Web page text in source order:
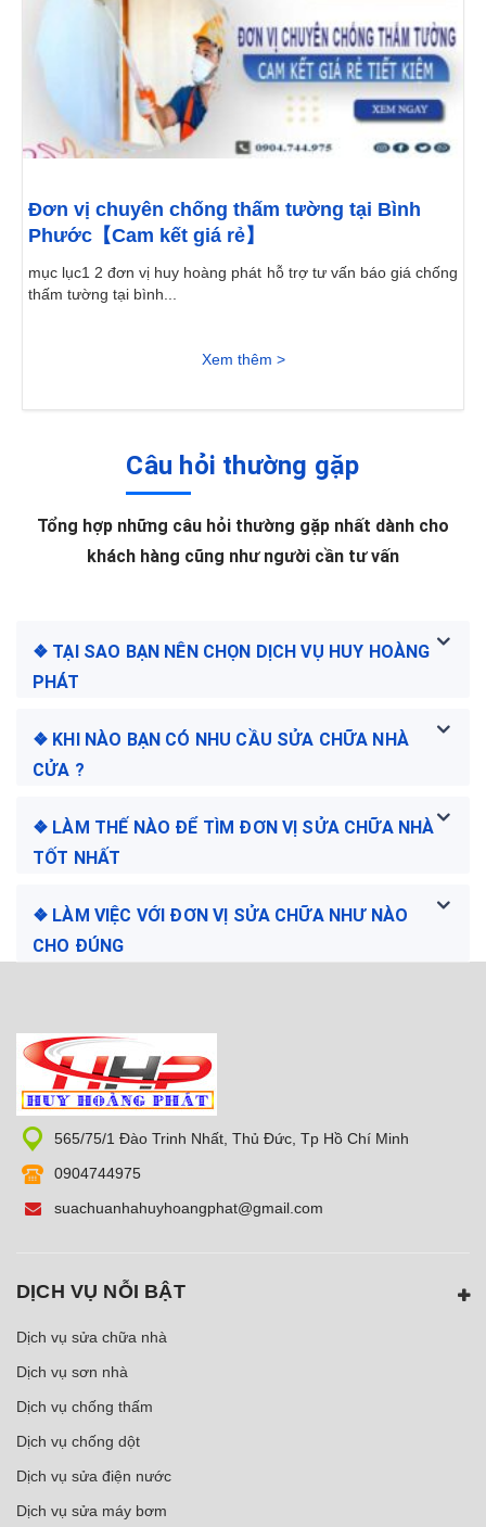
Đơn vị chuyên chống thấm tường tại Bình
Phước【Cam kết giá rẻ】
mục lục1 2 đơn vị huy hoàng phát hỗ trợ tư vấn báo giá chống
thấm tường tại bình...
Xem thêm >
Câu hỏi thường gặp
Tổng hợp những câu hỏi thường gặp nhất dành cho
khách hàng cũng như người cần tư vấn
❖ TẠI SAO BẠN NÊN CHỌN DỊCH VỤ HUY HOÀNG
PHÁT
❖ KHI NÀO BẠN CÓ NHU CẦU SỬA CHỮA NHÀ
CỬA ?
❖ LÀM THẾ NÀO ĐỂ TÌM ĐƠN VỊ SỬA CHỮA NHÀ
TỐT NHẤT
❖ LÀM VIỆC VỚI ĐƠN VỊ SỬA CHỮA NHƯ NÀO
CHO ĐÚNG
565/75/1 Đào Trinh Nhất, Thủ Đức, Tp Hồ Chí Minh
0904744975
suachuanhahuyhoangphat@gmail.com
DỊCH VỤ NỖI BẬT
Dịch vụ sửa chữa nhà
Dịch vụ sơn nhà
Dịch vụ chống thấm
Dịch vụ chống dột
Dịch vụ sửa điện nước
Dịch vụ sửa máy bơm